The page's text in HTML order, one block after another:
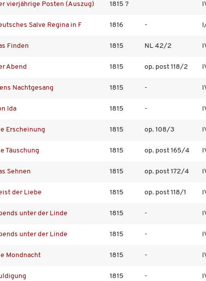
vierjährige Posten (Auszug) 1815 ?
Salve Regina in F 1816 -
Finden 1815 NL 42/2
Abend 1815 op. post 118/2
Nachtgesang 1815 -
Ida 1815 -
Erscheinung 1815 op. 108/3
Täuschung 1815 op. post 165/4
Sehnen 1815 op. post 172/4
der Liebe 1815 op. post 118/1
unter der Linde 1815 -
unter der Linde 1815 -
Mondnacht 1815 -
1815 -